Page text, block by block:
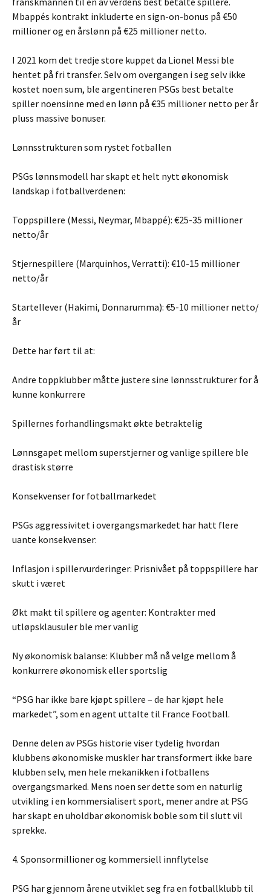
Mbappés kontrakt inkluderte en sign-on-bonus på €50
millioner og en årslønn på €25 millioner netto.
I 2021 kom det tredje store kuppet da Lionel Messi ble
hentet på fri transfer. Selv om overgangen i seg selv ikke
kostet noen sum, ble argentineren PSGs best betalte
spiller noensinne med en lønn på €35 millioner netto per år
pluss massive bonuser.
Lønnsstrukturen som rystet fotballen
PSGs lønnsmodell har skapt et helt nytt økonomisk
landskap i fotballverdenen:
Toppspillere (Messi, Neymar, Mbappé): €25-35 millioner
netto/år
Stjernespillere (Marquinhos, Verratti): €10-15 millioner
netto/år
Startellever (Hakimi, Donnarumma): €5-10 millioner netto/
år
Dette har ført til at:
Andre toppklubber måtte justere sine lønnsstrukturer for å
kunne konkurrere
Spillernes forhandlingsmakt økte betraktelig
Lønnsgapet mellom superstjerner og vanlige spillere ble
drastisk større
Konsekvenser for fotballmarkedet
PSGs aggressivitet i overgangsmarkedet har hatt flere
uante konsekvenser:
Inflasjon i spillervurderinger: Prisnivået på toppspillere har
skutt i været
Økt makt til spillere og agenter: Kontrakter med
utløpsklausuler ble mer vanlig
Ny økonomisk balanse: Klubber må nå velge mellom å
konkurrere økonomisk eller sportslig
“PSG har ikke bare kjøpt spillere – de har kjøpt hele
markedet”, som en agent uttalte til France Football.
Denne delen av PSGs historie viser tydelig hvordan
klubbens økonomiske muskler har transformert ikke bare
klubben selv, men hele mekanikken i fotballens
overgangsmarked. Mens noen ser dette som en naturlig
utvikling i en kommersialisert sport, mener andre at PSG
har skapt en uholdbar økonomisk boble som til slutt vil
sprekke.
4. Sponsormillioner og kommersiell innflytelse
PSG har gjennom årene utviklet seg fra en fotballklubb til